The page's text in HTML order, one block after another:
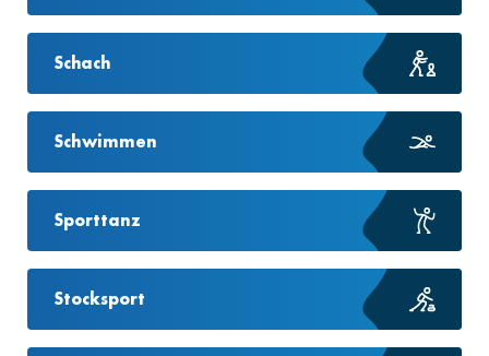
Schach
Schwimmen
Sporttanz
Stocksport